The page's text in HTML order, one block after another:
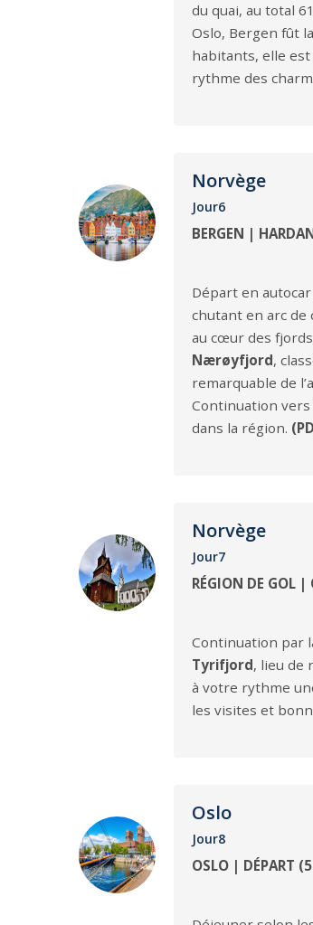
du quai, au total
Oslo, Bergen fût
habitants, elle
rythme des
Norvège
Jour6
BERGEN |
Départ en
chutant en arc de
au cœur des
Nærøyfjord,
remarquable de
Continuation vers
dans la région.
Norvège
Jour7
RÉGION DE GOL
Continuation par
Tyrifjord, lieu de
à votre rythme
les visites et
Oslo
Jour8
OSLO | DÉPART